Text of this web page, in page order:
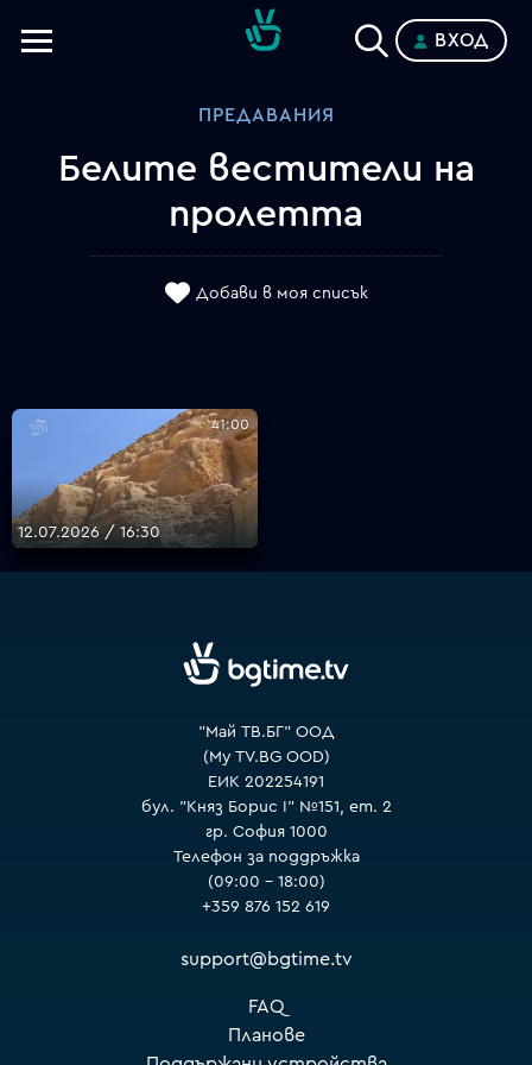
ВХОД
ПРЕДАВАНИЯ
Белите вестители на
пролетта
Добави в моя списък
41:00
12.07.2026 / 16:30
"Май ТВ.БГ" ООД
(My TV.BG OOD)
ЕИК 202254191
бул. "Княз Борис I" №151, ет. 2
гр. София 1000
Телефон за поддръжка
(09:00 – 18:00)
+359 876 152 619
support@bgtime.tv
FAQ
Планове